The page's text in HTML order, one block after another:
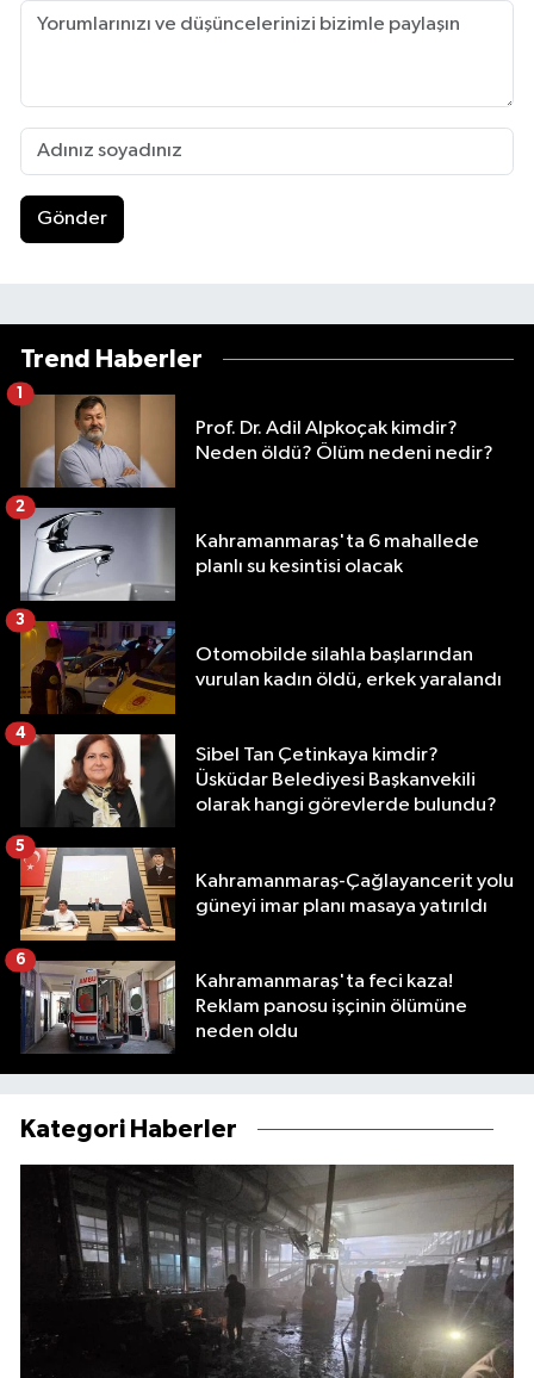
Gönder
Trend Haberler
Prof. Dr. Adil Alpkoçak kimdir?
Neden öldü? Ölüm nedeni nedir?
1
Kahramanmaraş'ta 6 mahallede
planlı su kesintisi olacak
2
Otomobilde silahla başlarından
vurulan kadın öldü, erkek yaralandı
3
Sibel Tan Çetinkaya kimdir?
Üsküdar Belediyesi Başkanvekili
olarak hangi görevlerde bulundu?
4
Kahramanmaraş-Çağlayancerit yolu
güneyi imar planı masaya yatırıldı
5
Kahramanmaraş'ta feci kaza!
Reklam panosu işçinin ölümüne
neden oldu
6
Kategori Haberler